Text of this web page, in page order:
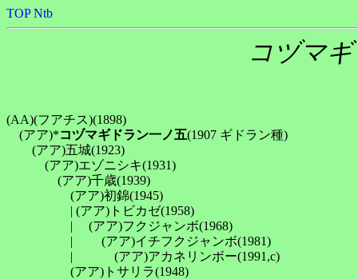
TOP Ntb
コヅマ
(AA)(フアチス)(1898)
(アア)*コヅマギドラン一ノ五(1907 ギドラン種)
(アア)五城(1923)
(アア)エゾニシキ(1931)
(アア)千歳(1939)
(アア)初錦(1945)
| (アア)トビカゼ(1958)
| 　(アア)フクジャンボ(1968)
| 　　(アア)イチフクジャンボ(1981)
| 　　　(アア)アカネリンボー(1991,c)
(アア)トサリラ(1948)